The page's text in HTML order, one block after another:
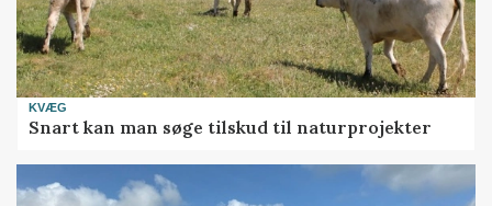
KVÆG
Snart kan man søge tilskud til naturprojekter